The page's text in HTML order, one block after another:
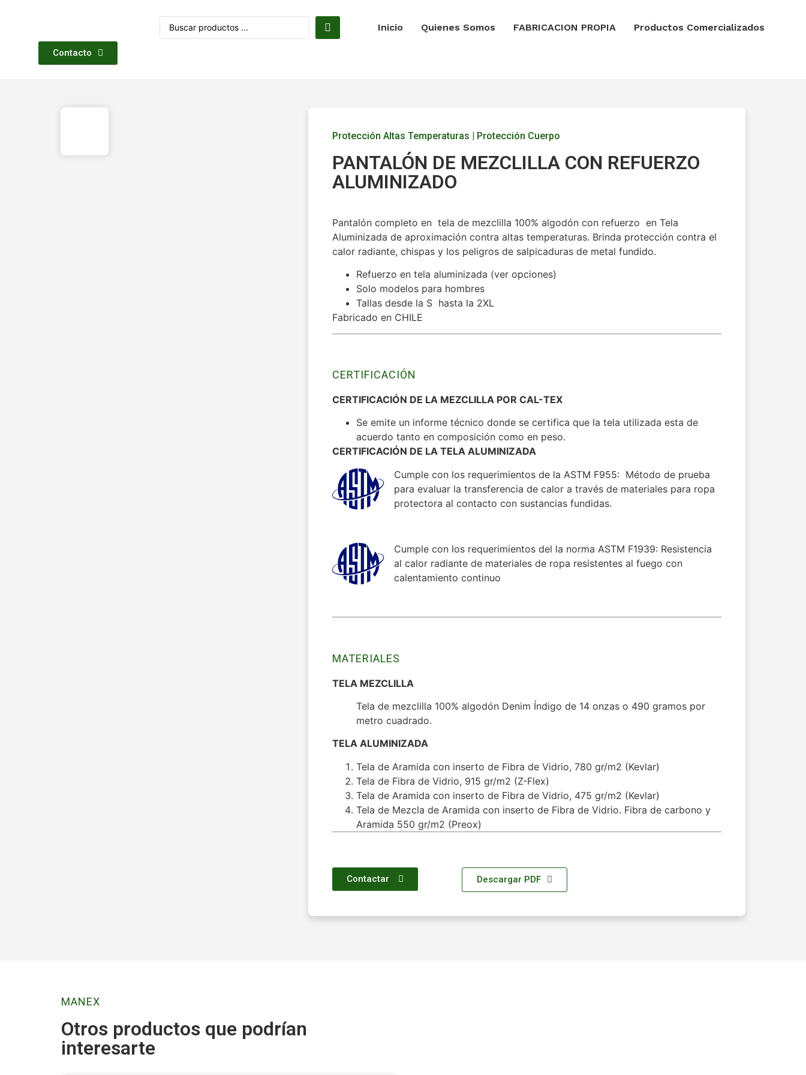
Inicio Quienes Somos FABRICACION PROPIA Productos Comercializados
Contacto
Protección Altas Temperaturas | Protección Cuerpo
PANTALÓN DE MEZCLILLA CON REFUERZO
ALUMINIZADO
Pantalón completo en tela de mezclilla 100% algodón con refuerzo en Tela
Aluminizada de aproximación contra altas temperaturas. Brinda protección contra el
calor radiante, chispas y los peligros de salpicaduras de metal fundido.
Refuerzo en tela aluminizada (ver opciones)
Solo modelos para hombres
Tallas desde la S hasta la 2XL
Fabricado en CHILE
CERTIFICACIÓN
CERTIFICACIÓN DE LA MEZCLILLA POR CAL-TEX
Se emite un informe técnico donde se certifica que la tela utilizada esta de
acuerdo tanto en composición como en peso.
CERTIFICACIÓN DE LA TELA ALUMINIZADA
Cumple con los requerimientos de la ASTM F955: Método de prueba
para evaluar la transferencia de calor a través de materiales para ropa
protectora al contacto con sustancias fundidas.
Cumple con los requerimientos del la norma ASTM F1939: Resistencia
al calor radiante de materiales de ropa resistentes al fuego con
calentamiento continuo
MATERIALES
TELA MEZCLILLA
Tela de mezclilla 100% algodón Denim Índigo de 14 onzas o 490 gramos por
metro cuadrado.
TELA ALUMINIZADA
Tela de Aramida con inserto de Fibra de Vidrio, 780 gr/m2 (Kevlar)
Tela de Fibra de Vidrio, 915 gr/m2 (Z-Flex)
Tela de Aramida con inserto de Fibra de Vidrio, 475 gr/m2 (Kevlar)
Tela de Mezcla de Aramida con inserto de Fibra de Vidrio. Fibra de carbono y
Aramida 550 gr/m2 (Preox)
Contactar Descargar PDF
MANEX
Otros productos que podrían
interesarte